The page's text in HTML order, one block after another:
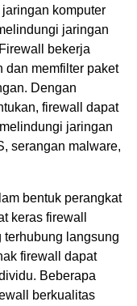
komputer
jaringan
bekerja
dan memfilter paket
Dengan
firewall dapat
jaringan
serangan malware,
bentuk perangkat
keras firewall
terhubung langsung
firewall dapat
Beberapa
berkualitas